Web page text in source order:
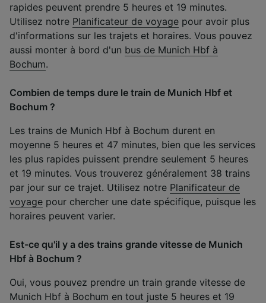
rapides peuvent prendre 5 heures et 19 minutes.
Utilisez notre Planificateur de voyage pour avoir plus
d'informations sur les trajets et horaires. Vous pouvez
aussi monter à bord d'un bus de Munich Hbf à
Bochum.
Combien de temps dure le train de Munich Hbf et
Bochum ?
Les trains de Munich Hbf à Bochum durent en
moyenne 5 heures et 47 minutes, bien que les services
les plus rapides puissent prendre seulement 5 heures
et 19 minutes. Vous trouverez généralement 38 trains
par jour sur ce trajet. Utilisez notre Planificateur de
voyage pour chercher une date spécifique, puisque les
horaires peuvent varier.
Est-ce qu'il y a des trains grande vitesse de Munich
Hbf à Bochum ?
Oui, vous pouvez prendre un train grande vitesse de
Munich Hbf à Bochum en tout juste 5 heures et 19